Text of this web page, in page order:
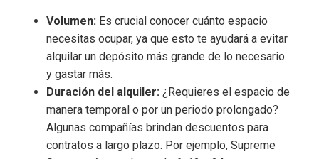
Volumen: Es crucial conocer cuánto espacio
necesitas ocupar, ya que esto te ayudará a evitar
alquilar un depósito más grande de lo necesario
y gastar más.
Duración del alquiler: ¿Requieres el espacio de
manera temporal o por un periodo prolongado?
Algunas compañías brindan descuentos para
contratos a largo plazo. Por ejemplo, Supreme